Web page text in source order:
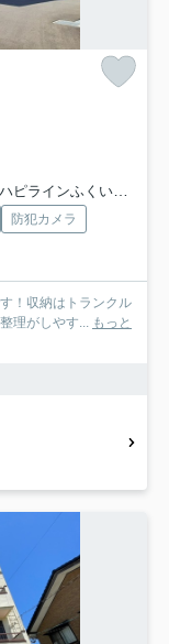
ハピラインふくい「王子保」駅 徒歩10分
防犯カメラ
！収納はトランクル
理がしやす...
もっと